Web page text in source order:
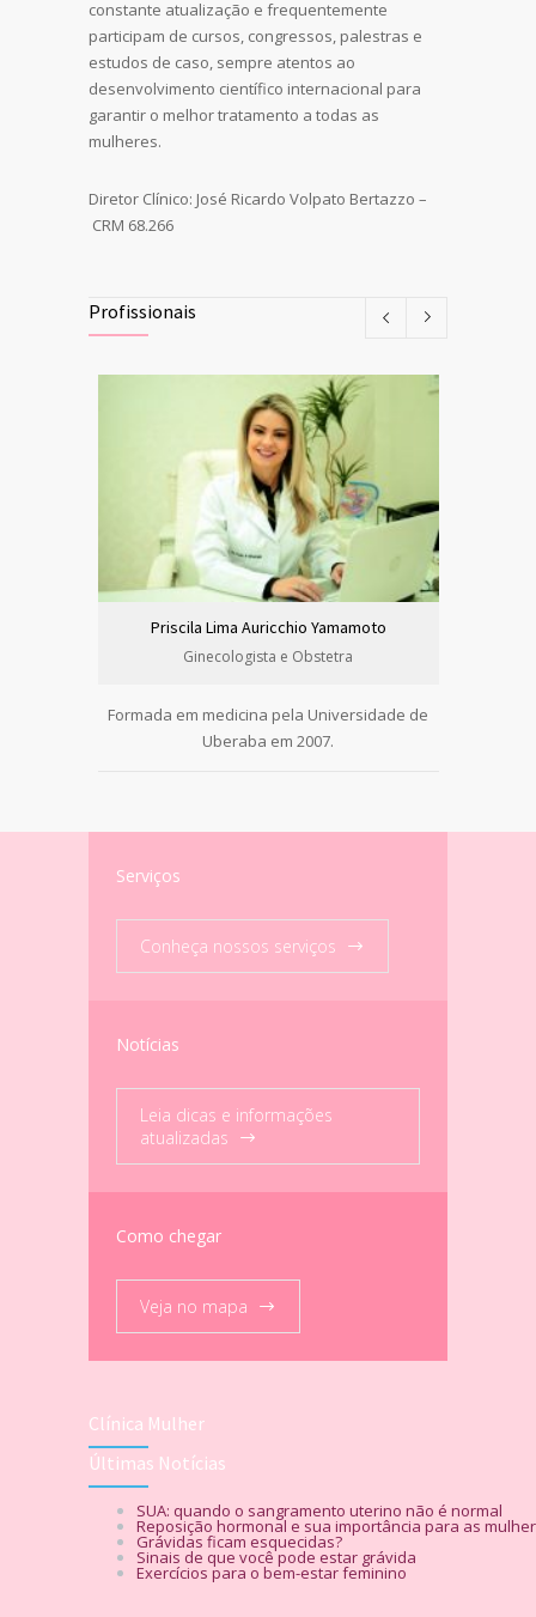
constante atualização e frequentemente
participam de cursos, congressos, palestras e
estudos de caso, sempre atentos ao
desenvolvimento científico internacional para
garantir o melhor tratamento a todas as
mulheres.
Diretor Clínico: José Ricardo Volpato Bertazzo –
CRM 68.266
Profissionais
Priscila Lima Auricchio Yamamoto
Ginecologista e Obstetra
Formada em medicina pela Universidade de
Uberaba em 2007.
Serviços
Conheça nossos serviços
Notícias
Leia dicas e informações
atualizadas
Como chegar
Veja no mapa
Clínica Mulher
Últimas Notícias
SUA: quando o sangramento uterino não é normal
Reposição hormonal e sua importância para as
Grávidas ficam esquecidas?
Sinais de que você pode estar grávida
Exercícios para o bem-estar feminino